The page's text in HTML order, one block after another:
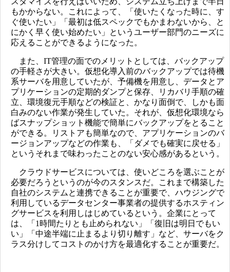
もかからない。これによって、「使いたくなった時に、す
ぐ使いたい」「最初は低スペックでもかまわないから、と
にかく早く使い始めたい」というユーザー部門のニーズに
応えることができるようになった。
また、IT管理の面でのメリットとしては、バックアップ
の手軽さが大きい。仮想化導入前のバックアップでは待機
系サーバを用意していたが、予備機を用意し、データとア
プリケーションの定期的ダンプと保存、リカバリ手順の確
立、環境復元手順などの検証と、かなり面倒で、しかも面
白みのない作業が発生していた。それが、仮想化環境なら
ばスナップショット機能で簡単にバックアップをとること
ができる。リストアも簡単なので、アプリケーションのバ
ージョンアップなどの作業も、「ダメでも確実に戻せる」
というそれまで味わったことのない安心感があるという。
クラウドサービスについては、使いどころを選ぶことが
必要だろうというのが今のスタンスだ。これまで構築した
自社のシステムと連携できることが重要で、ハウジングで
利用しているデータセンター事業者の提供するホスティン
グサービスを利用しはじめているという。企業にとって
は、「1時間たりとも止められない」「復旧は明日でもい
い」「中途半端に止まるより切り離す」など、サーバをク
ラス分けしてコストのかけ方を最適化することが重要だ。